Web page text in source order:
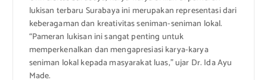
lukisan terbaru Surabaya ini merupakan representasi dari
keberagaman dan kreativitas seniman-seniman lokal.
“Pameran lukisan ini sangat penting untuk
memperkenalkan dan mengapresiasi karya-karya
seniman lokal kepada masyarakat luas,” ujar Dr. Ida Ayu
Made.